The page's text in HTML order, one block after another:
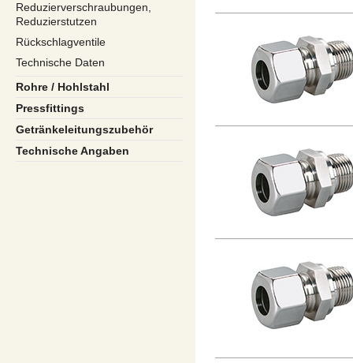
Reduzierverschraubungen,
Reduzierstutzen
Rückschlagventile
Technische Daten
Rohre / Hohlstahl
Pressfittings
Getränkeleitungszubehör
Technische Angaben